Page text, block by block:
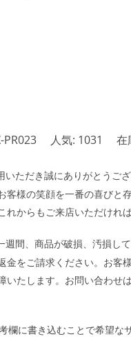
PR023 人気: 1031 在
いただき誠にありがとうご
客様の笑顔を一番の喜びと
からもご来店いただければ
週間、商品が破損、汚損し
金をご請求ください。お客
いたします。お問い合わせは
欄に書き込むことで希望